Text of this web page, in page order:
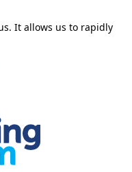
It allows us to rapidly